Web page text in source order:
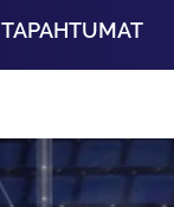
TAPAHTUMAT